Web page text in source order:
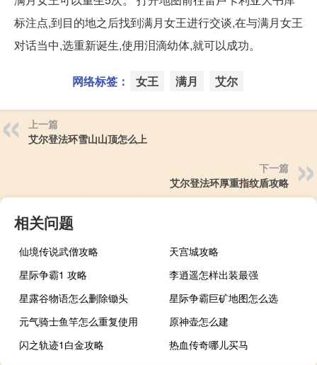
标注点,到目的地之后找到满月女王进行交谈,在与满月女王
对话当中,选重新诞生,使用泪滴幼体,就可以成功。
网络标签： 女王 满月 艾尔
上一篇
艾尔登法环雪山山顶怎么上
下一篇
艾尔登法环厚重指纹盾攻略
相关问题
仙境传说武僧攻略
天宫城攻略
星际争霸1 攻略
李逍遥怎样出装最强
星露谷物语怎么删除锄头
星际争霸巨矿地图怎么选
元气骑士鱼竿怎么重复使用
原神壶怎么建
闪之轨迹1白金攻略
热血传奇哪儿买马